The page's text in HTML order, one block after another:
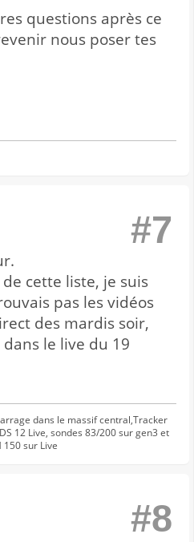
questions après ce
nous poser tes
#7
de cette liste, je suis
pas les vidéos
des mardis soir,
le live du 19
dans le massif central,Tracker
12 Live, sondes 83/200 sur gen3 et
sur Live
#8